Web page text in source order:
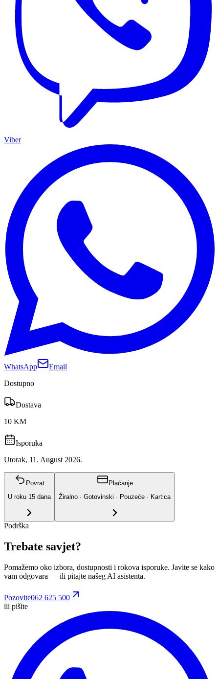
Viber
WhatsApp
Email
Dostupno
Dostava
10 KM
Isporuka
Utorak, 11. August 2026.
Povrat
U roku 15 dana
Plaćanje
Žiralno · Gotovinski · Pouzeće · Kartica
Podrška
Trebate savjet?
Pomažemo oko izbora, dostupnosti i rokova isporuke. Javite se kako
vam odgovara — ili pitajte našeg AI asistenta.
Pozovite062 625 500
ili pišite